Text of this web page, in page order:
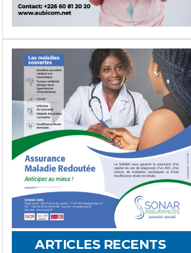
ARTICLES RECENTS